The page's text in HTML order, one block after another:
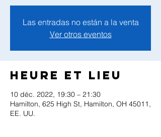
Las entradas no están a la venta
Ver otros eventos
Heure et lieu
10 déc. 2022, 19:30 – 21:30
Hamilton, 625 High St, Hamilton, OH 45011,
EE. UU.